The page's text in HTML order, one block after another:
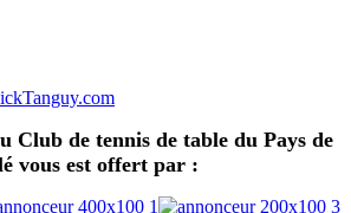
Club de tennis de table du Pays de
vous est offert par :